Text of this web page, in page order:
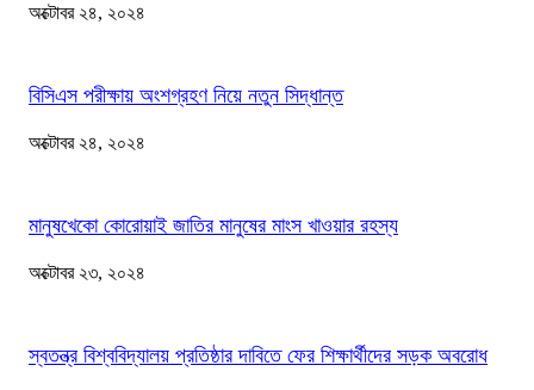
অক্টোবর ২৪, ২০২৪
বিসিএস পরীক্ষায় অংশগ্রহণ নিয়ে নতুন সিদ্ধান্ত
অক্টোবর ২৪, ২০২৪
মানুষখেকো কোরোয়াই জাতির মানুষের মাংস খাওয়ার রহস্য
অক্টোবর ২৩, ২০২৪
স্বতন্ত্র বিশ্ববিদ্যালয় প্রতিষ্ঠার দাবিতে ফের শিক্ষার্থীদের সড়ক অবরোধ